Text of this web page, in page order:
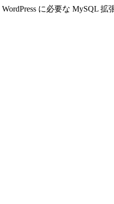
に必要な MySQL